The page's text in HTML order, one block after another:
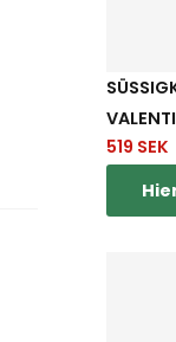
519 SEK